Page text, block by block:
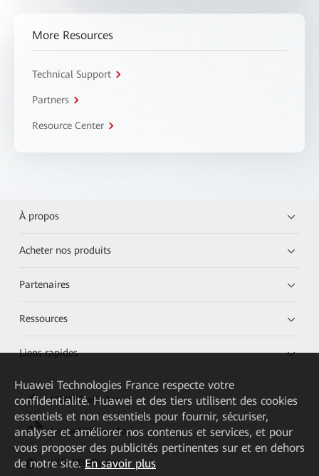
More Resources
Technical Support
Partners
Resource Center
À propos
Acheter nos produits
Partenaires
Ressources
Liens rapides
HUAWEI eKit App
Huawei HiKnow App
HUAWEI eFly App
Huawei Technologies France respecte votre
confidentialité. Huawei et des tiers utilisent des cookies
essentiels et non essentiels pour fournir, sécuriser,
analyser et améliorer nos contenus et services, et pour
vous proposer des publicités pertinentes sur et en dehors
de notre site. En savoir plus